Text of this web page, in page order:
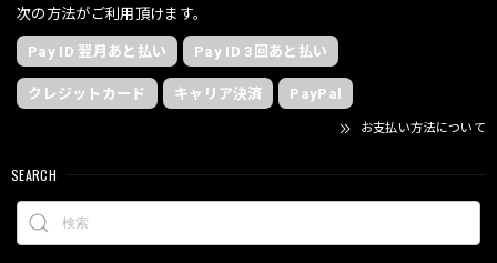
次の方法がご利用頂けます。
Pay ID 翌月あと払い Pay ID 3回あと払い
クレジットカード キャリア決済 PayPal
お支払い方法について
SEARCH